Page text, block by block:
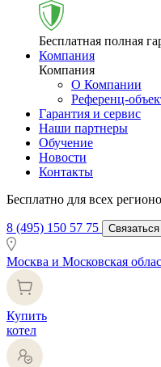
Бесплатная полная
Компания
Компания
О Компании
Референц-
Гарантия и сервис
Наши партнеры
Обучение
Новости
Контакты
Бесплатно для всех
8 (495) 150 57 75
Москва и Московская
Купить
котел